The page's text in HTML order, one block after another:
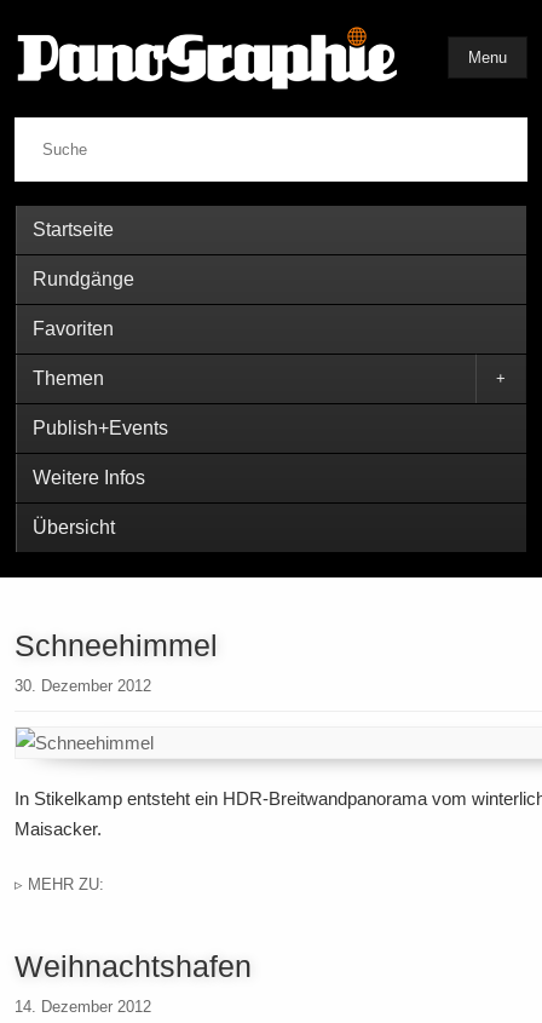
Suche
Menu
Startseite
Rundgänge
Favoriten
Themen +
Publish+Events
Weitere Infos
Übersicht
Schneehimmel
30. Dezember 2012
In Stikelkamp entsteht ein HDR-Breitwandpanorama vom
Maisacker.
▹ MEHR ZU:
Weihnachtshafen
14. Dezember 2012